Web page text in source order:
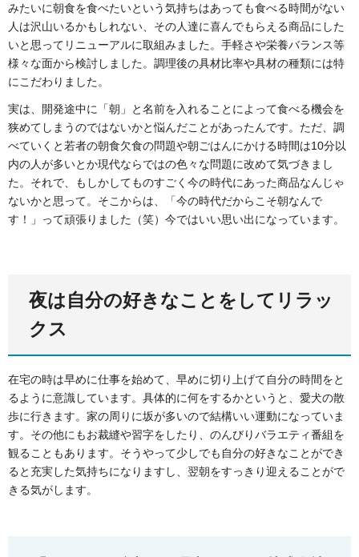
みたいに朝食を食べたいという気持ちはあっても食べる時間がない
人は沢山いるかもしれない、その人達に喜んでもらえる商品にした
いと思ってリニューアルに取組みました。手軽さや栄養バランス等
様々な面から検討しました。調理後の具材比率や具材の種類には特
にこだわりました。
実は、開発途中に「朝」と名前を入れることによって食べる機会を
狭めてしまうのではないかと悩んだことがあったんです。ただ、調
べていくと若者の朝食欠食の問題や朝ごはんにかける時間は10分以
内の人が多いとか現代ならではの色々な問題に改めて気づきまし
た。それで、もしかしてものすごく今の時代にあった商品なんじゃ
ないかと思って。そこからは、「今の時代だからこそ朝なんで
す！」って頑張りました（笑）今ではいい思い出になっています。
夜は自分の好きなことをしてリラッ
クス
在宅の時は早めに仕事を始めて、早めに切り上げて自分の時間をと
るように意識しています。具体的に何をするかというと、愛犬の散
歩に行きます。家の周りに坂が多いので結構いい運動になっていま
す。その他にもお裁縫や習字をしたり、のんびりバラエティ番組を
観ることもあります。そうやって少しでも自分の好きなことができ
ると充実した気持ちになりますし、翌朝をすっきり迎えることがで
きる気がします。